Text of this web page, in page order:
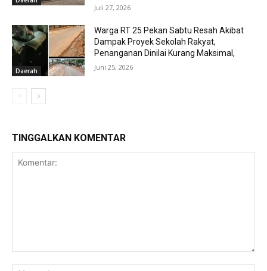
Juli 27, 2026
Daerah
Warga RT 25 Pekan Sabtu Resah Akibat
Dampak Proyek Sekolah Rakyat,
Penanganan Dinilai Kurang Maksimal,
Juni 25, 2026
TINGGALKAN KOMENTAR